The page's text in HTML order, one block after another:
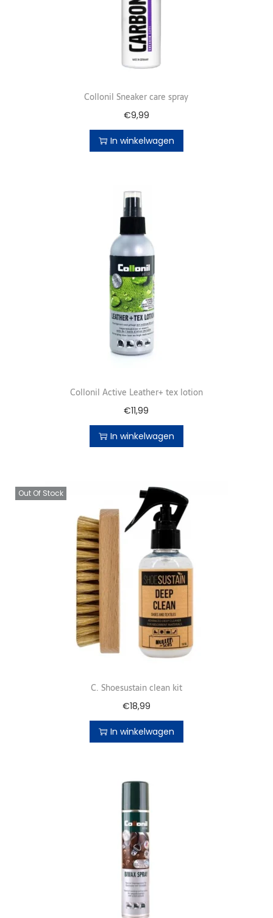
Collonil Sneaker care spray
€9,99
In winkelwagen
Collonil Active Leather+ tex lotion
€11,99
In winkelwagen
Out Of Stock
C. Shoesustain clean kit
€18,99
In winkelwagen